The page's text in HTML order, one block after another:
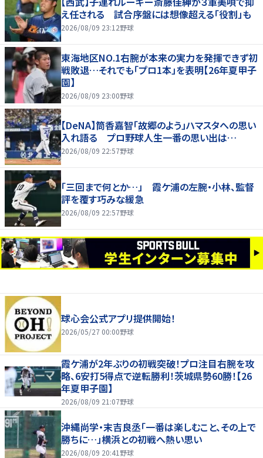
え任される 試合序盤には想像超える「役割」も
2026/08/09 23:12野球
東海地区NO.1右腕が本来の実力を発揮できず初
戦敗退…それでも「プロ1本」を表明【26年夏甲子
園】
2026/08/09 23:00野球
【DeNA】筒香嘉智「故郷のよう」ハマスタへの思い
入れ語る プロ野球人生一番の思い出は…
2026/08/09 22:57野球
「三回まで何とか…」 霞ケ浦の左腕・小林、監督
評を覆す巧みな緩急
2026/08/09 22:57野球
球心会公式アプリ提供開始！
2026/05/27 00:00野球
霞ケ浦が2年ぶりの初戦突破！プロ注目右腕を攻
略、6安打5得点で逆転勝利！茨城県勢60勝！【26
年夏甲子園】
2026/08/09 21:07野球
沖縄尚学・末吉良丞「一番は楽しむこと、その上で
勝ちに…」横浜との初戦へ熱い思い
2026/08/09 20:41 野球